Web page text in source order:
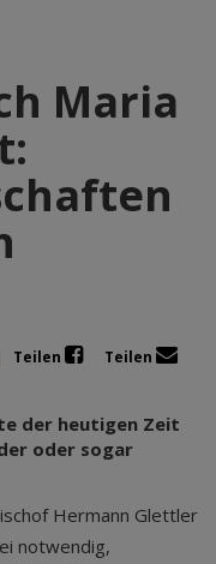
Maria
Teilen
Teilen
der heutigen Zeit
oder sogar
Hermann Glettler
notwendig,